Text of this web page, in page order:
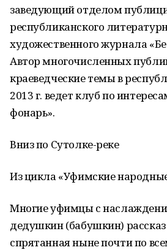
заведующий отделом
республиканского
художественного журнала
Автор многочисленных
краеведческие темы в
2013 г. ведет клуб по
фонарь».
Вниз по Сутолке-реке
Из цикла «Уфимские
Многие уфимцы с
дедушкин (бабушкин) рассказ
спрятанная ныне почти по